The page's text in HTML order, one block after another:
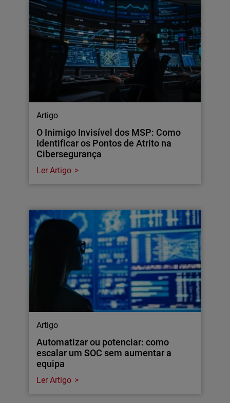
Artigo
O Inimigo Invisível dos MSP: Como
Identificar os Pontos de Atrito na
Cibersegurança
Ler Artigo
Artigo
Automatizar ou potenciar: como
escalar um SOC sem aumentar a
equipa
Ler Artigo